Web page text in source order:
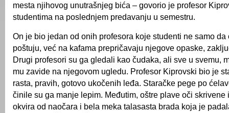
mesta njihovog unutrašnjeg bića – govorio je profesor
studentima na poslednjem predavanju u semestru.
On je bio jedan od onih profesora koje studenti ne samo da
poštuju, već na kafama prepričavaju njegove opaske,
Drugi profesori su ga gledali kao čudaka, ali sve u svemu,
mu zavide na njegovom ugledu. Profesor Kiprovski bio je
rasta, pravih, gotovo ukočenih leđa. Staračke pege po
činile su ga manje lepim. Međutim, oštre plave oči skrivene
okvira od naočara i bela meka talasasta brada koja je